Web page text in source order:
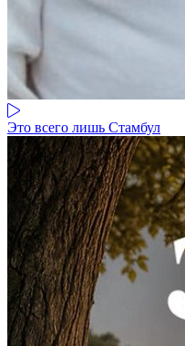
Это всего лишь Стамбул